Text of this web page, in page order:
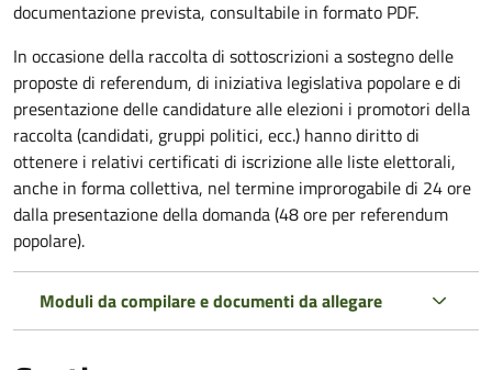
documentazione prevista, consultabile in formato PDF.
In occasione della raccolta di sottoscrizioni a sostegno delle
proposte di referendum, di iniziativa legislativa popolare e di
presentazione delle candidature alle elezioni i promotori della
raccolta (candidati, gruppi politici, ecc.) hanno diritto di
ottenere i relativi certificati di iscrizione alle liste elettorali,
anche in forma collettiva, nel termine improrogabile di 24 ore
dalla presentazione della domanda (48 ore per referendum
popolare).
Moduli da compilare e documenti da allegare